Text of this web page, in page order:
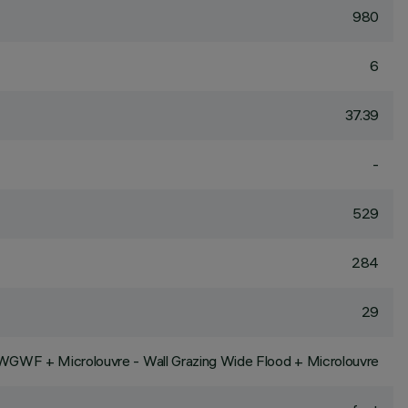
980
6
37.39
-
529
284
29
+ Microlouvre - Wall Grazing Wide Flood + Microlouvre